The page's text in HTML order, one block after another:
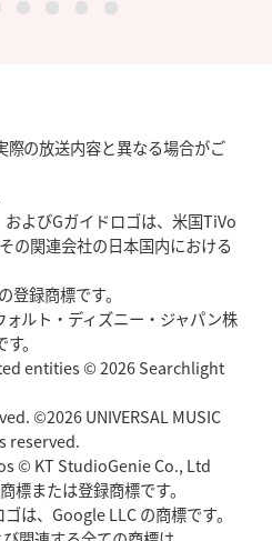
の放送内容と異なる場合がご
よびGガイドロゴは、米国TiVo
の関連会社の日本国内における
登録商標です。
ォルト・ディズニー・ジャパン株
。
entities © 2026 Searchlight
©2026 UNIVERSAL MUSIC
reserved.
© KT StudioGenie Co., Ltd
標または登録商標です。
は、Google LLC の商標です。